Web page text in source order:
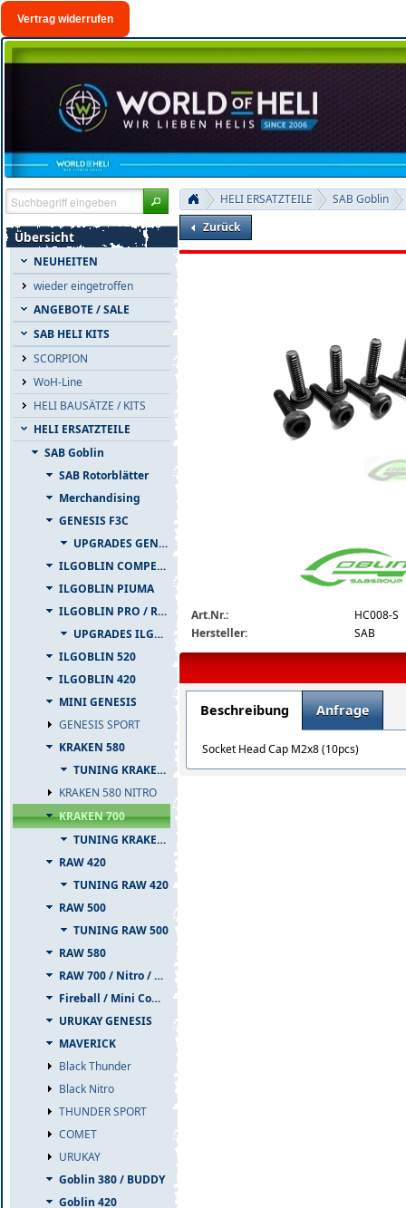
Vertrag widerrufen
Übersicht
NEUHEITEN
wieder eingetroffen
ANGEBOTE / SALE
SAB HELI KITS
SCORPION
WoH-Line
HELI BAUSÄTZE / KITS
HELI ERSATZTEILE
SAB Goblin
SAB Rotorblätter
Merchandising
GENESIS F3C
UPGRADES GENESIS F3C
ILGOBLIN COMPETIZIONE
ILGOBLIN PIUMA
ILGOBLIN PRO / RAW 700
UPGRADES ILGOBLIN PRO / RAW 700
ILGOBLIN 520
ILGOBLIN 420
MINI GENESIS
GENESIS SPORT
KRAKEN 580
TUNING KRAKEN 580
KRAKEN 580 NITRO
KRAKEN 700
TUNING KRAKEN 700
RAW 420
TUNING RAW 420
RAW 500
TUNING RAW 500
RAW 580
RAW 700 / Nitro / PIUMA
Fireball / Mini Comet
URUKAY GENESIS
MAVERICK
Black Thunder
Black Nitro
THUNDER SPORT
COMET
URUKAY
Goblin 380 / BUDDY
Goblin 420
HELI ERSATZTEILE
SAB Goblin
Zurück
Art.Nr.:
HC008-S
Hersteller:
SAB
Beschreibung Anfrage
Socket Head Cap M2x8 (10pcs)